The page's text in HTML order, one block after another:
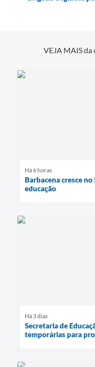
VEJA MAIS da
Há 6 horas
Barbacena cresce
educação
Há 3 dias
Secretaria de
temporárias para